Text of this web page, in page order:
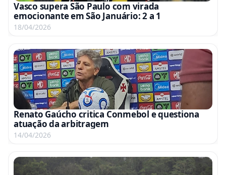
Vasco supera São Paulo com virada
emocionante em São Januário: 2 a 1
18/04/2026
Renato Gaúcho critica Conmebol e questiona
atuação da arbitragem
14/04/2026